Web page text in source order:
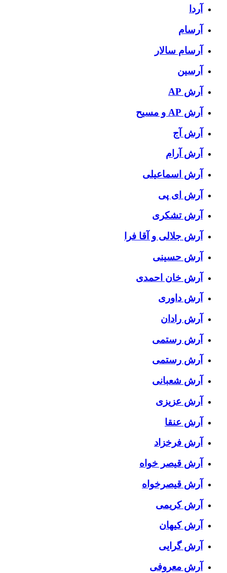
آردا
آرسام
آرسام سالار
آرسین
آرش AP
آرش AP و مسیح
آرش آج
آرش آرام
آرش اسماعیلی
آرش ای پی
آرش تشکری
آرش جلالی و آقا فرا
آرش حسینی
آرش خان احمدی
آرش داوری
آرش رادان
آرش رستمى
آرش رستمی
آرش شعبانی
آرش عزیزی
آرش عنقا
آرش فرخزاد
آرش قیصر خواه
آرش قیصرخواه
آرش کریمی
آرش کیهان
آرش گرایی
آرش معروفی